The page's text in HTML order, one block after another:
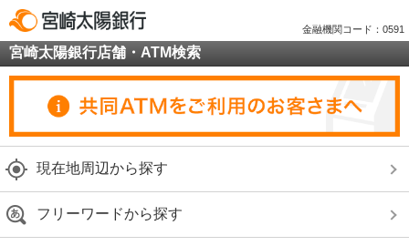
金融機関コード：0591
宮崎太陽銀行店舗・ATM検索
現在地周辺から探す
フリーワードから探す